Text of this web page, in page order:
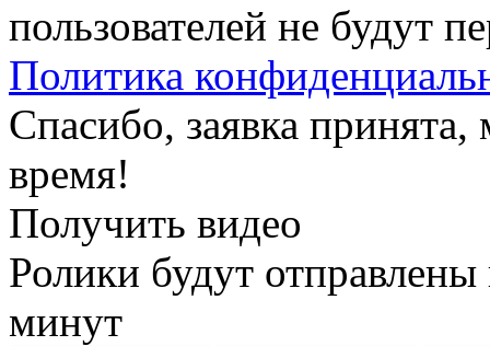
пользователей не будут
Политика
Спасибо, заявка
время!
Получить видео
Ролики будут
минут